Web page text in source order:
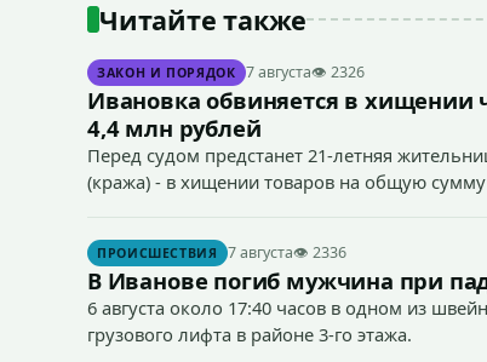
Читайте также
ЗАКОН И ПОРЯДОК 7 августа👁 2326
Ивановка обвиняется в хищении
4,4 млн рублей
Перед судом предстанет 21-летняя
(кража) - в хищении товаров на общую
ПРОИСШЕСТВИЯ 7 августа👁 2336
В Иванове погиб мужчина при
6 августа около 17:40 часов в одном из
грузового лифта в районе 3-го этажа.